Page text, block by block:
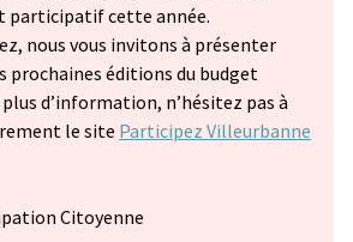
participatif cette année.
nous vous invitons à présenter
prochaines éditions du budget
d’information, n’hésitez pas à
le site Participez Villeurbanne
onglet)
Citoyenne